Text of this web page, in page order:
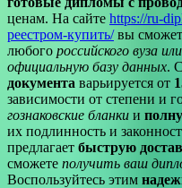
ценам. На сайте https://ru-
реестром-купить/вы
любого российского вуза
официальную базу данных.
документа варьируется от
зависимости от степени и
гознаковские бланки и
их подлинность и
предлагает быструю
сможете получить ваш
Воспользуйтесь этим